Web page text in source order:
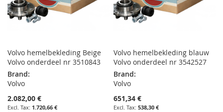
Volvo hemelbekleding Beige
Volvo onderdeel nr 3510843
Brand:
Volvo
2.082,00 €
1.720,66 €
Volvo hemelbekleding blauw
Volvo onderdeel nr 3542527
Brand:
Volvo
651,34 €
538,30 €